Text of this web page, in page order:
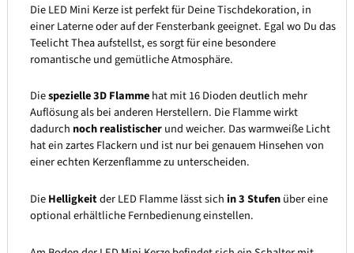
Die LED Mini Kerze ist perfekt für Deine Tischdekoration, in
einer Laterne oder auf der Fensterbank geeignet. Egal wo Du das
Teelicht Thea aufstellst, es sorgt für eine besondere
romantische und gemütliche Atmosphäre.
Diespezielle 3D Flammehat mit 16 Dioden deutlich mehr
Auflösung als bei anderen Herstellern. Die Flamme wirkt
dadurch noch realistischerund weicher. Das warmweiße Licht
hat ein zartes Flackern und ist nur bei genauem Hinsehen von
einer echten Kerzenflamme zu unterscheiden.
DieHelligkeitder LED Flamme lässt sichin 3 Stufenüber eine
optional erhältliche Fernbedienung einstellen.